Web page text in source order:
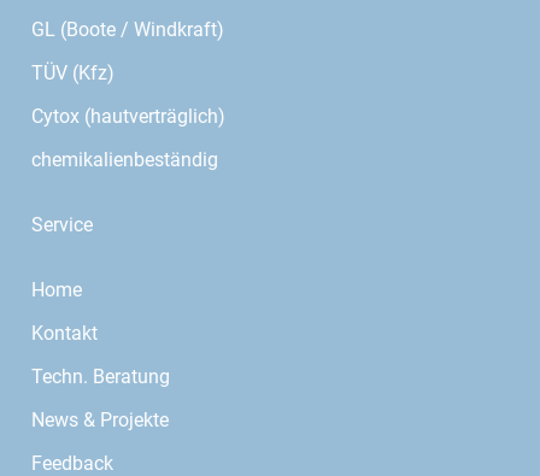
GL (Boote / Windkraft)
TÜV (Kfz)
Cytox (hautverträglich)
chemikalienbeständig
Service
Home
Kontakt
Techn. Beratung
News & Projekte
Feedback